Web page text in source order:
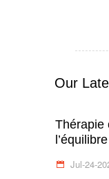
Our
Thérapie
Jul-24-